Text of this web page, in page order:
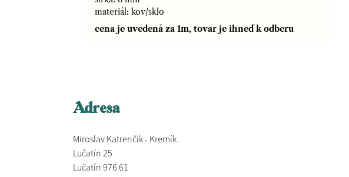
materiál: kov/sklo
cena je uvedená za 1m, tovar je ihneď k odberu
Adresa
Miroslav Katrenčik - Kremík
Lučatín 25
Lučatín 976 61